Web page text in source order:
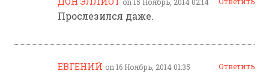
on 15 Ноябрь, 2014 02:14
Прослезился даже.
ЕВГЕНИЙ on 16 Ноябрь, 2014 01:35 Ответить